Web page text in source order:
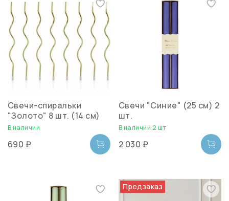
Свечи-спиральки
"Золото" 8 шт. (14 см)
В наличии
690 ₽
Свечи "Синие" (25 см) 2
шт.
В наличии 2 шт
2 030 ₽
Предзаказ